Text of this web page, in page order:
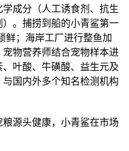
成分（人工诱食剂、抗生
。捕捞到船的小青鲨第一
鲜；海岸工厂进行整鱼加
物营养师结合宠物样本进
叶酸、牛磺酸、益生元及
国内外多个知名检测机构
粮源头健康，小青鲨在市场